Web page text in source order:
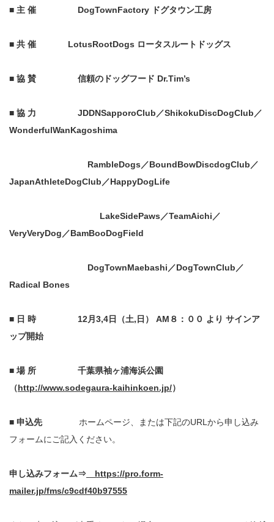
■ 主 催 DogTownFactory ドグタウン工房
■ 共 催 LotusRootDogs ロータスルートドッグス
■ 協 賛 信頼のドッグフード Dr.Tim’s
■ 協 力 JDDNSapporoClub ／ShikokuDiscDogClub／
WonderfulWanKagoshima
RambleDogs ／BoundBowDiscdogClub／
JapanAthleteDogClub／HappyDogLife
LakeSidePaws／TeamAichi／
VeryVeryDog／BamBooDogField
DogTownMaebashi ／DogTownClub／
Radical Bones
■ 日 時 12月3,4日（土,日） AM８：００ より サインア
ップ開始
■ 場 所
千葉県袖ヶ浦海浜公園
（http://www.sodegaura-kaihinkoen.jp/）
■ 申込先
ホームページ、または下記のURLから申し込み
フォームにご記入ください。
申し込みフォーム⇒ https://pro.form-
mailer.jp/fms/c9cdf40b97555